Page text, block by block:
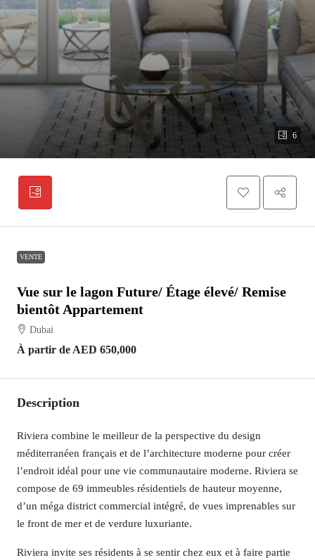
6
VENTE
Vue sur le lagon Future/ Étage élevé/ Remise
bientôt Appartement
Dubai
À partir de AED 650,000
Description
Riviera combine le meilleur de la perspective du design
méditerranéen français et de l’architecture moderne pour créer
l’endroit idéal pour une vie communautaire moderne. Riviera se
compose de 69 immeubles résidentiels de hauteur moyenne,
d’un méga district commercial intégré, de vues imprenables sur
le front de mer et de verdure luxuriante.
Riviera invite ses résidents à se sentir chez eux et à faire partie